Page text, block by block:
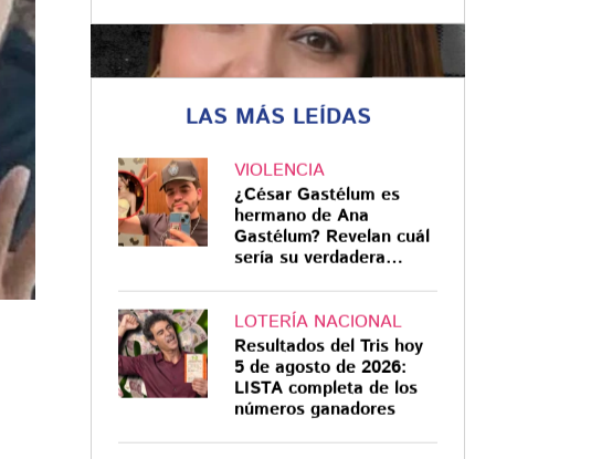
NANCHITAL
¿Quiénes son los
detenidos por la
desaparición de la
periodista Roxana
Guzmán?
¿Qué papel tuvieron? Revelan
quiénes son los detenidos por la
desaparición de la periodista
Roxana Berenice Guzmán Ramírez
LAS MÁS LEÍDAS
VIOLENCIA
¿César Gastélum es
hermano de Ana
Gastélum? Revelan cuál
sería su verdadera
LOTERÍA NACIONAL
Resultados del Tris hoy
5 de agosto de 2026:
LISTA completa de los
números ganadores